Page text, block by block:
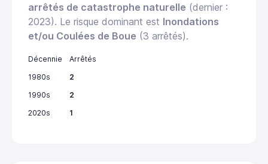
arrêtés de catastrophe naturelle (dernier :
2023). Le risque dominant est Inondations
et/ou Coulées de Boue (3 arrêtés).
Décennie
Arrêtés
1980s
2
1990s
2
2020s
1